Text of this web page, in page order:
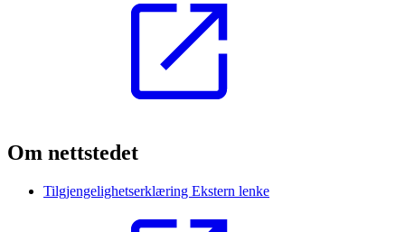
Om nettstedet
Tilgjengelighetserklæring Ekstern lenke